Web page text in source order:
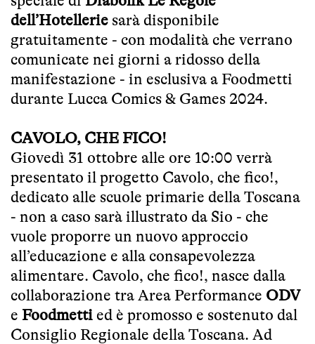
dell’Hotellerie sarà disponibile
gratuitamente - con modalità che verrano
comunicate nei giorni a ridosso della
manifestazione - in esclusiva a Foodmetti
durante Lucca Comics & Games 2024.
CAVOLO, CHE FICO!
Giovedì 31 ottobre alle ore 10:00 verrà
presentato il progetto Cavolo, che fico!,
dedicato alle scuole primarie della Toscana
- non a caso sarà illustrato da Sio - che
vuole proporre un nuovo approccio
all’educazione e alla consapevolezza
alimentare. Cavolo, che fico!, nasce dalla
collaborazione tra Area Performance ODV
e Foodmetti ed è promosso e sostenuto dal
Consiglio Regionale della Toscana. Ad